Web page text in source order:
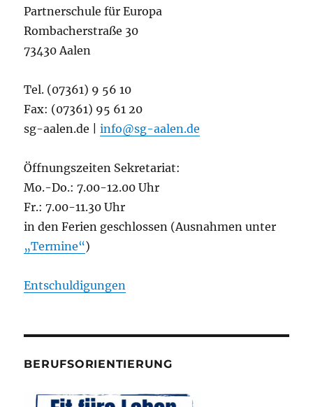
Partnerschule für Europa
Rombacherstraße 30
73430 Aalen
Tel. (07361) 9 56 10
Fax: (07361) 95 61 20
sg-aalen.de |info@sg-aalen.de
Öffnungszeiten Sekretariat:
Mo.-Do.: 7.00-12.00 Uhr
Fr.: 7.00-11.30 Uhr
in den Ferien geschlossen (Ausnahmen unter
„Termine“)
Entschuldigungen
BERUFSORIENTIERUNG